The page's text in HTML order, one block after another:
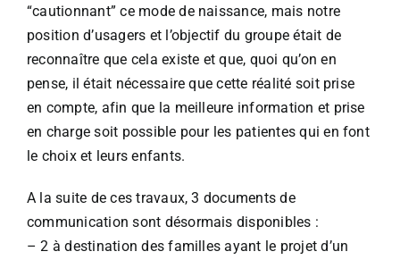
“cautionnant” ce mode de naissance, mais notre
position d’usagers et l’objectif du groupe était de
reconnaître que cela existe et que, quoi qu’on en
pense, il était nécessaire que cette réalité soit prise
en compte, afin que la meilleure information et prise
en charge soit possible pour les patientes qui en font
le choix et leurs enfants.
A la suite de ces travaux, 3 documents de
communication sont désormais disponibles :
– 2 à destination des familles ayant le projet d’un